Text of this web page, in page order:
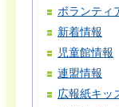
ボランティ
新着情報
児童館情報
連盟情報
広報紙キッ